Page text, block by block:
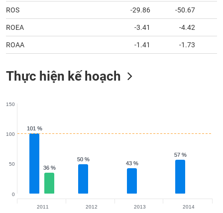
ROS -29.86 -50.67
ROEA -3.41 -4.42
ROAA -1.41 -1.73
Thực hiện kế hoạch
101 %
101 %
50 %
50 %
43 %
43 %
57 %
57 %
36 %
36 %
0
50
100
150
2011 2012 2013 2014
Dữ
liệu